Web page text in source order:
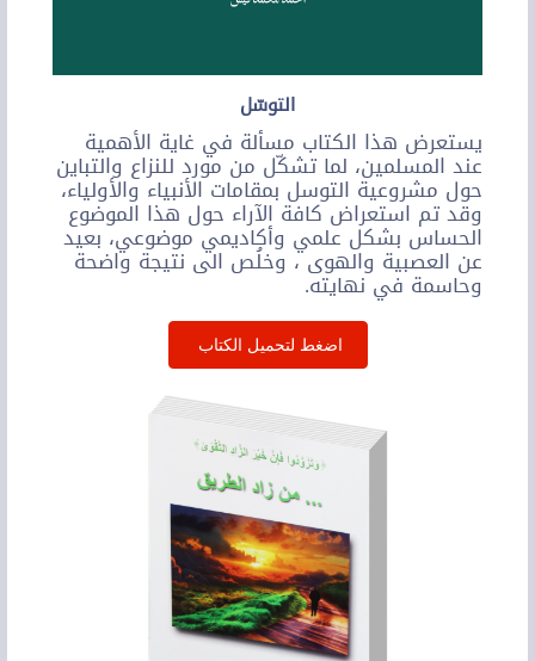
التوسّل
يستعرض هذا الكتاب مسألة في غاية الأهمية
عند المسلمين، لما تشكّل من مورد للنزاع والتباين
حول مشروعية التوسل بمقامات الأنبياء والأولياء،
وقد تم استعراض كافة الآراء حول هذا الموضوع
الحساس بشكل علمي وأكاديمي موضوعي، بعيد
عن العصبية والهوى ، وخلُص الى نتيجة واضحة
وحاسمة في نهايته.
اضغط لتحميل الكتاب